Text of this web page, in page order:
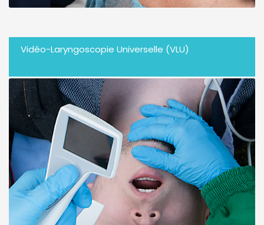
Vidéo-Laryngoscopie Universelle (VLU)